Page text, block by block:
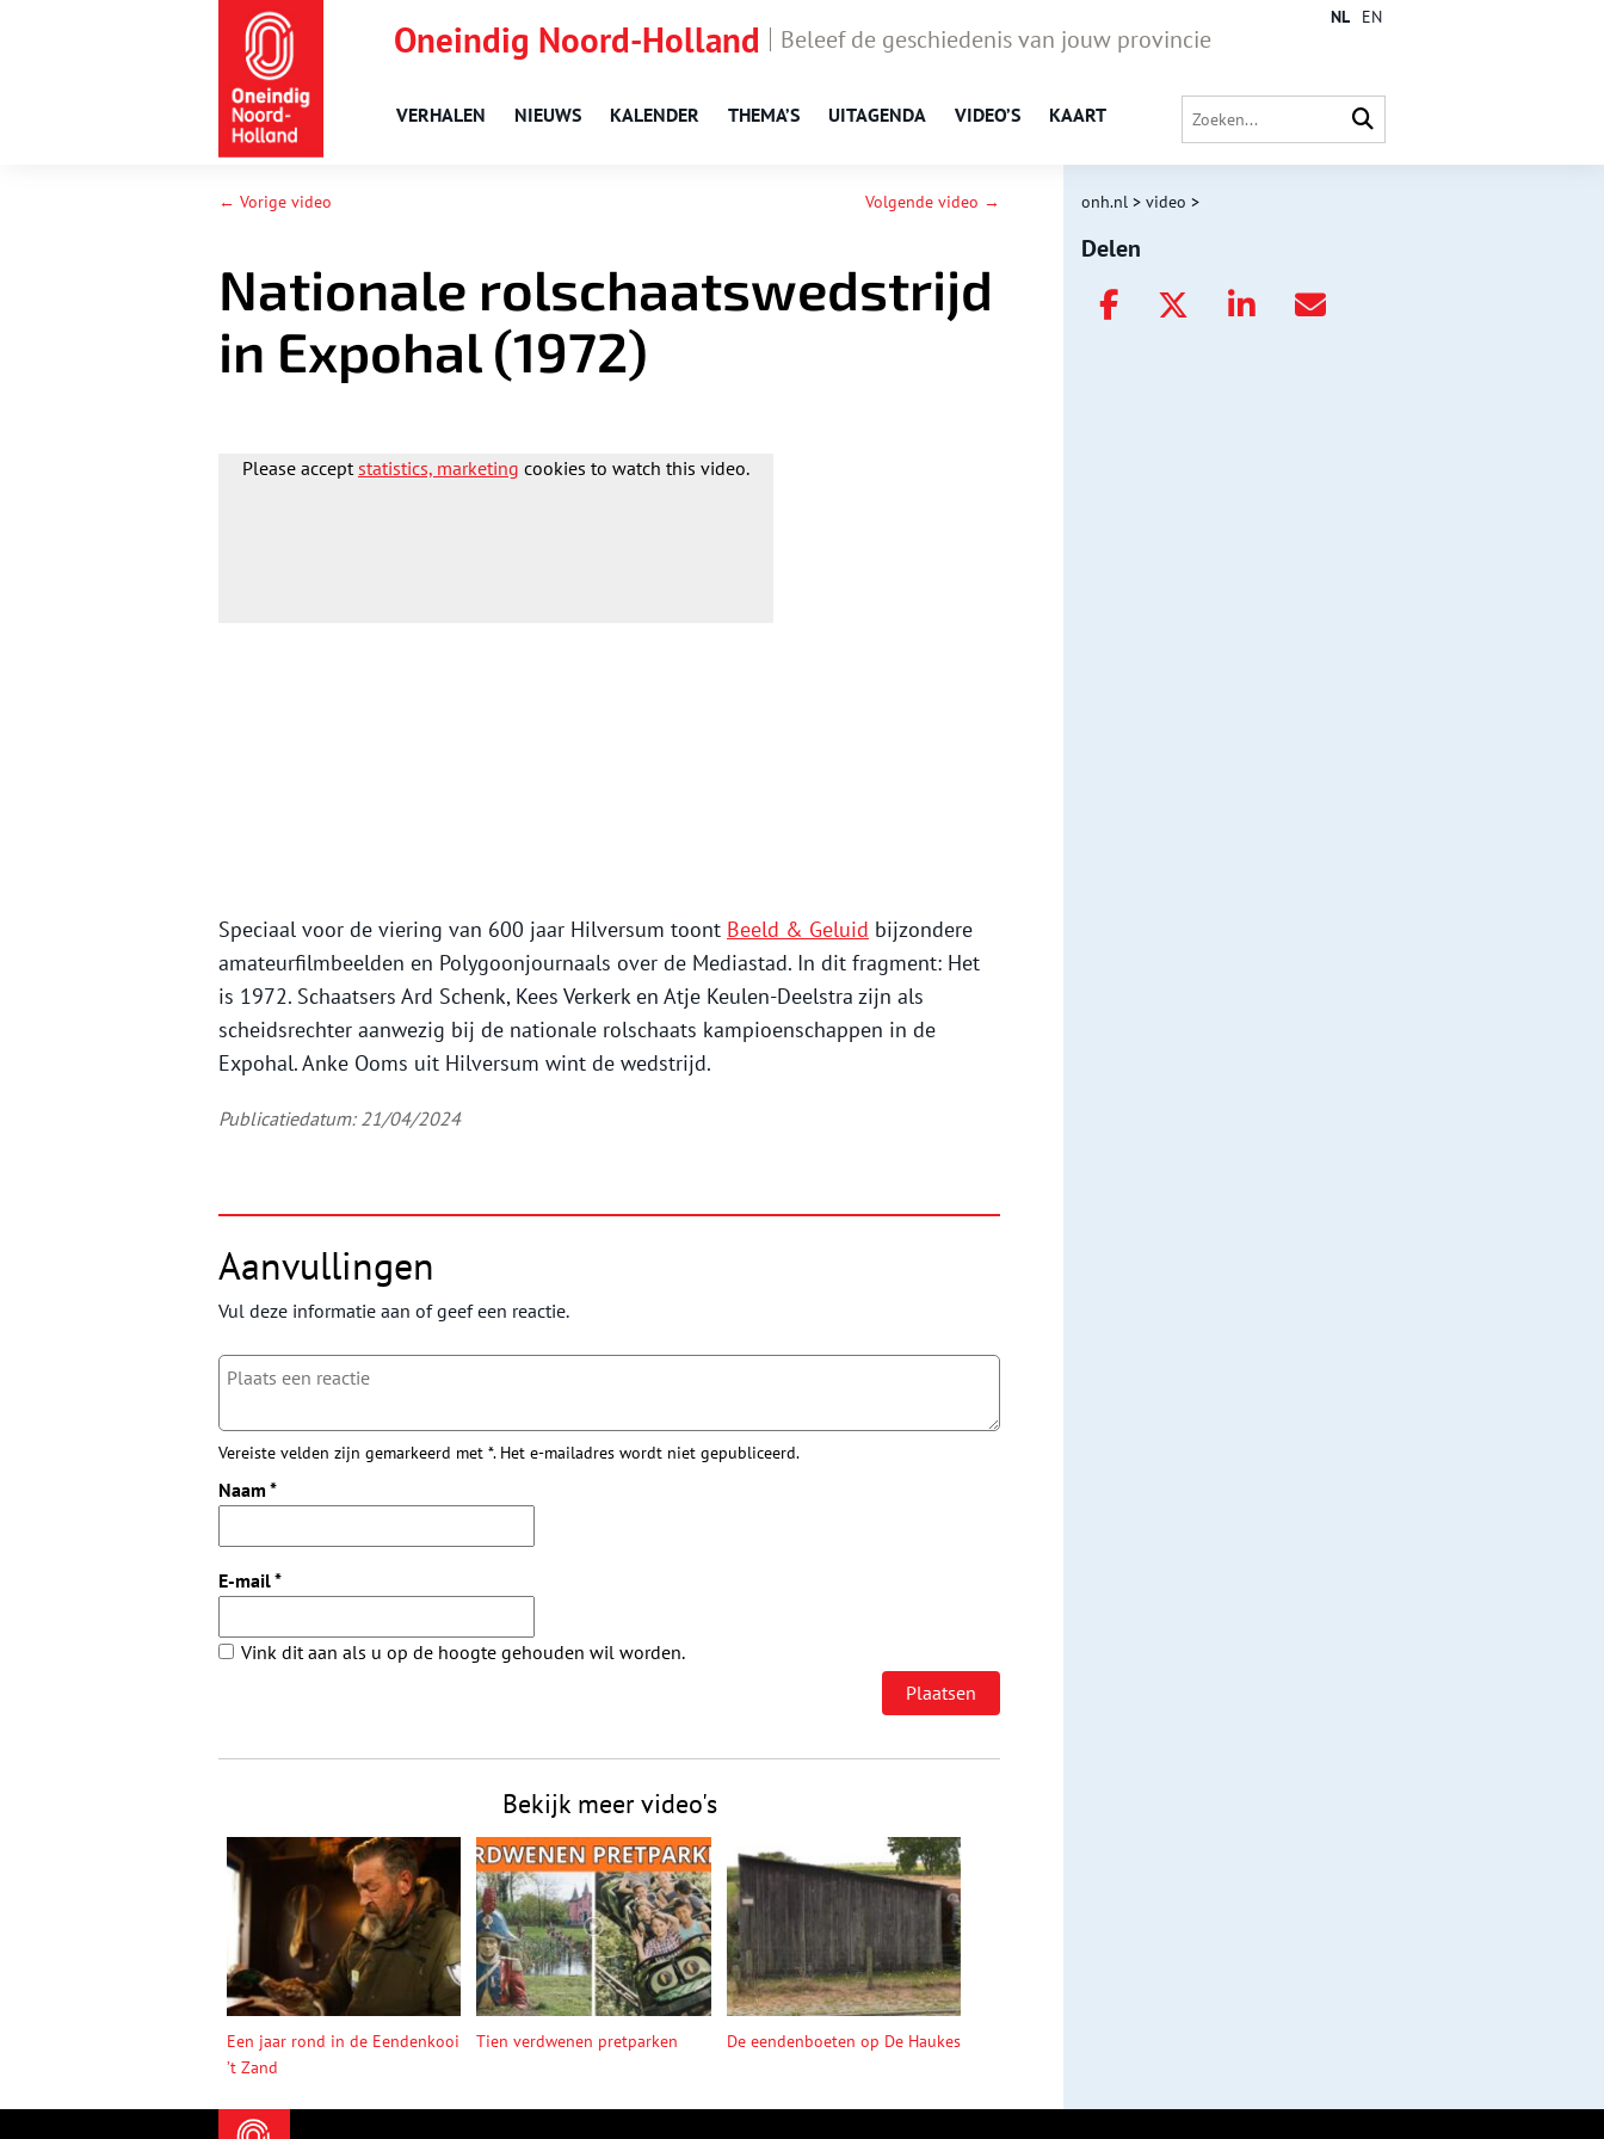
Oneindig Noord-Holland Beleef de geschiedenis van jouw provincie
VERHALEN NIEUWS KALENDER THEMA’S UITAGENDA VIDEO’S KAART
NL EN
← Vorige video Volgende video →
Nationale rolschaatswedstrijd
in Expohal (1972)
Please acceptstatistics, marketing cookies to watch this video.
Speciaal voor de viering van 600 jaar Hilversum toont Beeld & Geluid bijzondere
amateurfilmbeelden en Polygoonjournaals over de Mediastad. In dit fragment: Het
is 1972. Schaatsers Ard Schenk, Kees Verkerk en Atje Keulen-Deelstra zijn als
scheidsrechter aanwezig bij de nationale rolschaats kampioenschappen in de
Expohal. Anke Ooms uit Hilversum wint de wedstrijd.
Publicatiedatum: 21/04/2024
Aanvullingen
Vul deze informatie aan of geef een reactie.
Vereiste velden zijn gemarkeerd met *. Het e-mailadres wordt niet gepubliceerd.
Naam *
E-mail*
Vink dit aan als u op de hoogte gehouden wil worden.
Bekijk meer video's
Een jaar rond in de Eendenkooi
’t Zand
Tien verdwenen pretparken De eendenboeten op De Haukes
onh.nl > video >
Delen